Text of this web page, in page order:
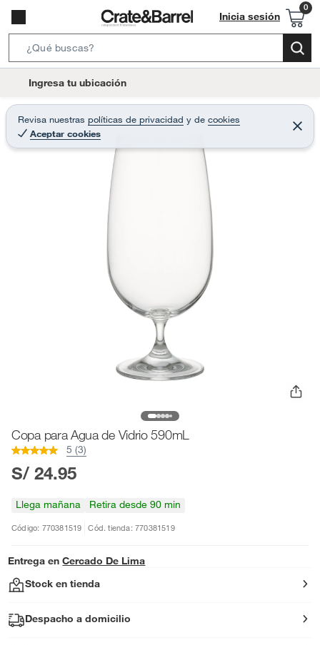
Inicia sesión
e
r
c
t
Ingresa tu ubicación
Revisa nuestras políticas de privacidad y de cookies
Aceptar cookies
C
e
r
Copa para Agua de Vidrio 590mL
5 (3)
S/ 24.95
Llega mañana Retira desde 90 min
Código: 770381519 Cód. tienda: 770381519
Entrega en Cercado De Lima
Stock en tienda
Despacho a domicilio